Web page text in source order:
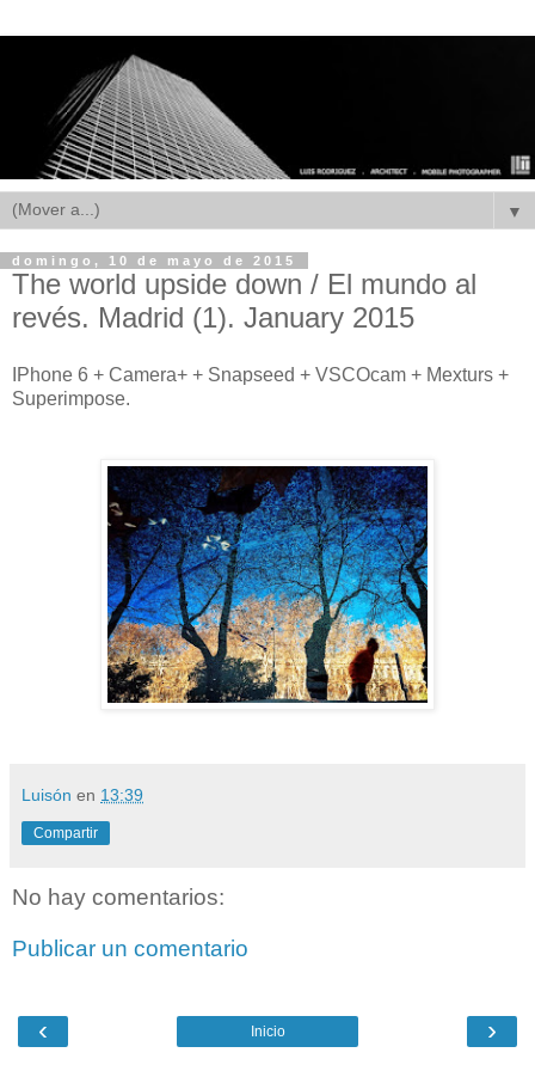
▼
domingo, 10 de mayo de 2015
The world upside down / El mundo al
revés. Madrid (1). January 2015
IPhone 6 + Camera+ + Snapseed + VSCOcam + Mexturs +
Superimpose.
Luisón en 13:39
Compartir
No hay comentarios:
Publicar un comentario
‹ ›
Inicio